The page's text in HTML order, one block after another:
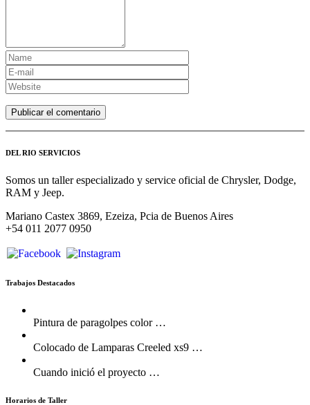
DEL RIO SERVICIOS
Somos un taller especializado y service oficial de Chrysler, Dodge,
RAM y Jeep.
Mariano Castex 3869, Ezeiza, Pcia de Buenos Aires
+54 011 2077 0950
Trabajos Destacados
Pintura de paragolpes color …
Colocado de Lamparas Creeled xs9 …
Cuando inició el proyecto …
Horarios de Taller